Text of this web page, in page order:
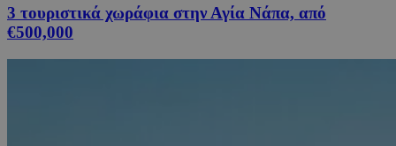
3 τουριστικά χωράφια στην Αγία Νάπα, από
€500,000